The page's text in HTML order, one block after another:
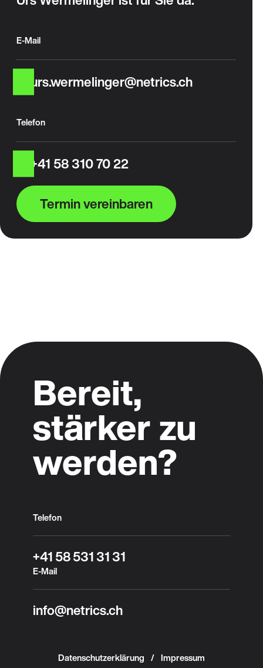
E-Mail
urs.wermelinger@netrics.ch
Telefon
+41 58 310 70 22
Termin vereinbaren
Bereit,
stärker zu
werden?
Telefon
+41 58 531 31 31
E-Mail
info@netrics.ch
Datenschutzerklärung Impressum